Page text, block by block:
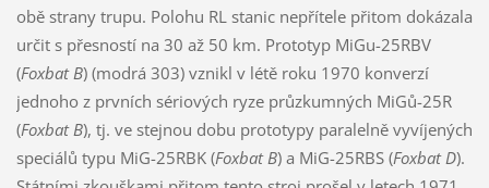
obě strany trupu. Polohu RL stanic nepřítele přitom dokázala
určit s přesností na 30 až 50 km. Prototyp MiGu-25RBV
(Foxbat B) (modrá 303) vznikl v létě roku 1970 konverzí
jednoho z prvních sériových ryze průzkumných MiGů-25R
(Foxbat B), tj. ve stejnou dobu prototypy paralelně vyvíjených
speciálů typu MiG-25RBK (Foxbat B) a MiG-25RBS (Foxbat D).